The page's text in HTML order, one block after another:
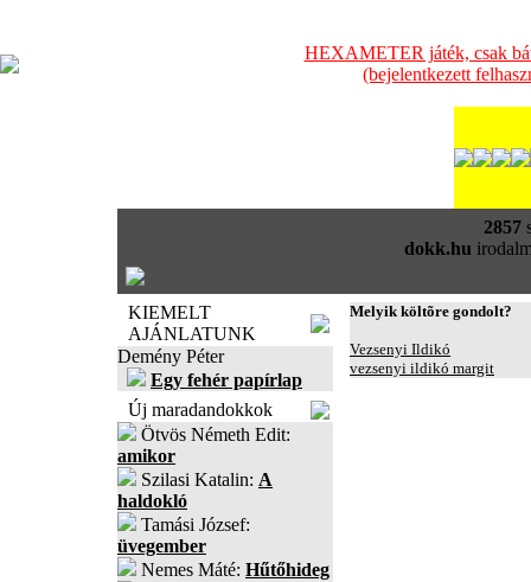
HEXAMETER játék, csak
(bejelentkezett
2857
dokk.hu
KIEMELT
AJÁNLATUNK
Demény Péter
Egy fehér papírlap
Új maradandokkok
Ötvös Németh Edit:
amikor
Szilasi Katalin: A
haldokló
Tamási József:
üvegember
Nemes Máté: Hűtőhideg
Melyik költõre gondolt?
Vezsenyi Ildikó
vezsenyi ildikó margit